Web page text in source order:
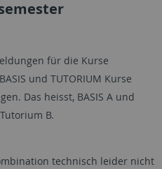
für die Kurse
und TUTORIUM Kurse
Das heisst, BASIS A und
B.
technisch leider nicht